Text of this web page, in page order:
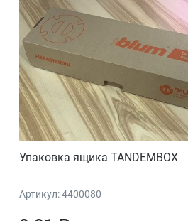
Упаковка ящика TANDEMBOX
Артикул: 4400080